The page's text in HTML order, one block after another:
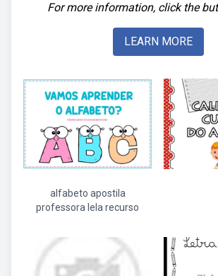
For more information, click the
LEARN MORE
alfabeto apostila
professora lela recurso